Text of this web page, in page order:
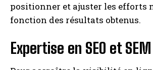
positionner et ajuster les efforts
fonction des résultats obtenus.
Expertise en SEO et SEM